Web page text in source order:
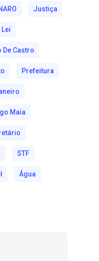
Justiça
Lei
De Castro
Prefeitura
Maia
STF
Água